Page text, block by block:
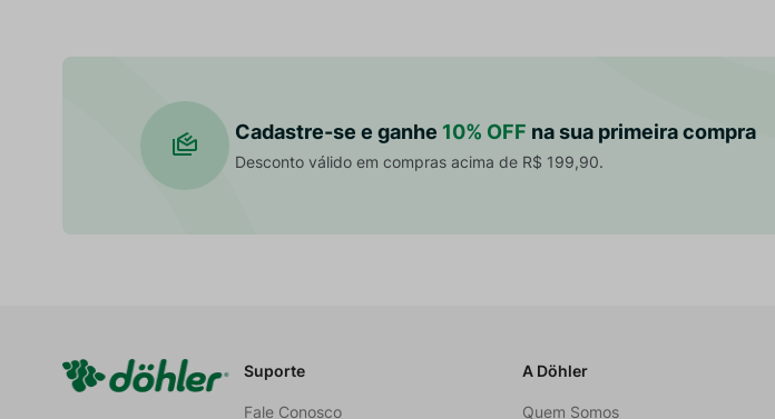
Cadastre-se e ganhe 10% OFF na sua primeira compra
Desconto válido em compras acima de R$ 199,90.
Suporte
Fale Conosco
A Döhler
Quem Somos